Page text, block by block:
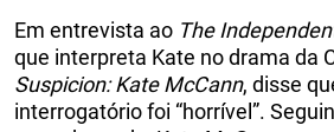
Em entrevista ao The
que interpreta Kate no drama da
Suspicion: Kate McCann, disse
interrogatório foi “horrível”.